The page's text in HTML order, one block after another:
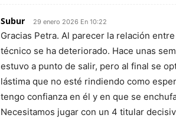
Subur 29 enero 2026 En 10:22
Gracias Petra. Al parecer la relación
técnico se ha deteriorado. Hace unas
estuvo a punto de salir, pero al final se
lástima que no esté rindiendo como
tengo confianza en él y en que se
Necesitamos jugar con un 4 titular